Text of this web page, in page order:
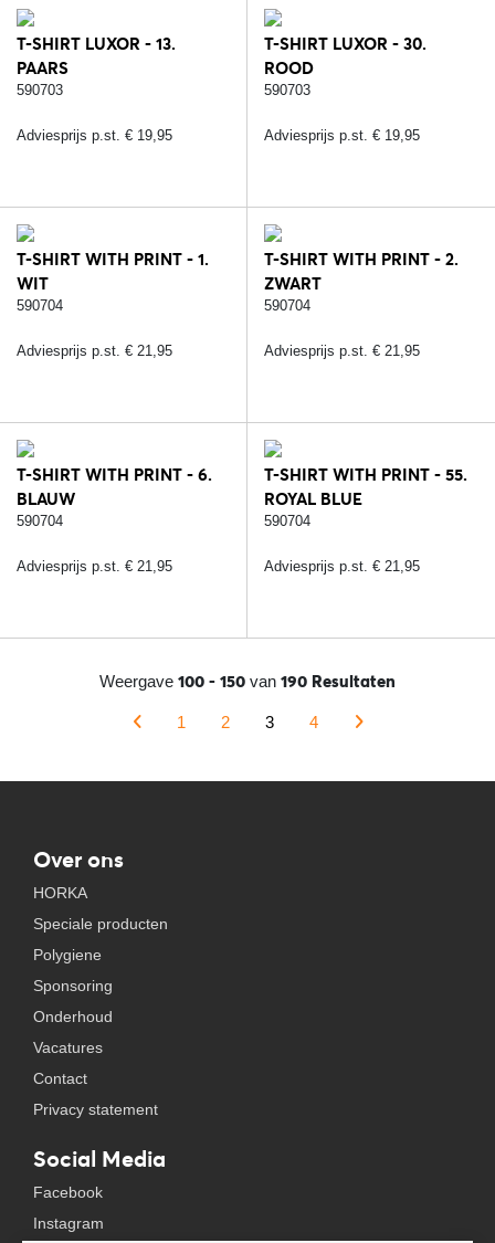
T-SHIRT LUXOR - 13.
PAARS
590703
Adviesprijs p.st. € 19,95
T-SHIRT LUXOR - 30.
ROOD
590703
Adviesprijs p.st. € 19,95
T-SHIRT WITH PRINT - 1.
WIT
590704
Adviesprijs p.st. € 21,95
T-SHIRT WITH PRINT - 2.
ZWART
590704
Adviesprijs p.st. € 21,95
T-SHIRT WITH PRINT - 6.
BLAUW
590704
Adviesprijs p.st. € 21,95
T-SHIRT WITH PRINT - 55.
ROYAL BLUE
590704
Adviesprijs p.st. € 21,95
Weergave 100 - 150 van 190 Resultaten
1 2 3 4
Over ons
HORKA
Speciale producten
Polygiene
Sponsoring
Onderhoud
Vacatures
Contact
Privacy statement
Social Media
Facebook
Instagram